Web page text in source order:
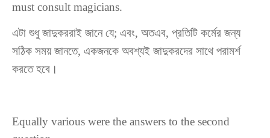
must consult magicians.
এটা শুধু জাদুকররাই জানে যে; এবং, অতএব, প্রতিটি কর্মের জন্য
সঠিক সময় জানতে, একজনকে অবশ্যই জাদুকরদের সাথে পরামর্শ
করতে হবে।
Equally various were the answers to the second